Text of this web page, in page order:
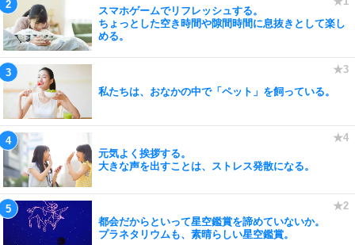
スマホゲームでリフレッシュする。
ちょっとした空き時間や隙間時間に息抜きとして楽し
める。
私たちは、おなかの中で「ペット」を飼っている。
元気よく挨拶する。
大きな声を出すことは、ストレス発散になる。
都会だからといって星空鑑賞を諦めていないか。
プラネタリウムも、素晴らしい星空鑑賞。